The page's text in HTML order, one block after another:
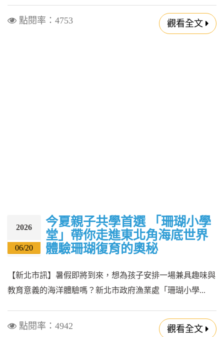
點閱率：4753 觀看全文
2026
06/20
今夏親子共學首選 「珊瑚小學
堂」帶你走進東北角海底世界
體驗珊瑚復育的奧秘
【新北市訊】暑假即將到來，想為孩子安排一場兼具趣味與
教育意義的海洋體驗嗎？新北市政府漁業處「珊瑚小學...
點閱率：4942 觀看全文